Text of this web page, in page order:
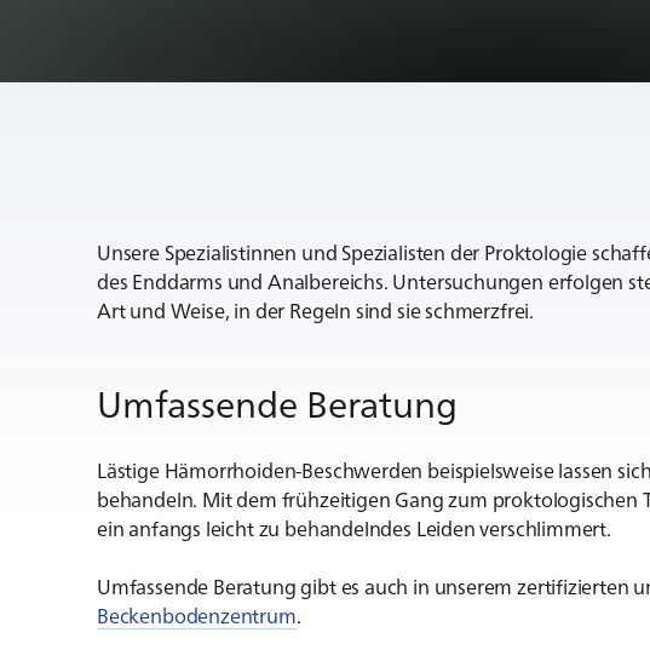
Unsere Spezialistinnen und Spezialisten der Proktologie
des Enddarms und Analbereichs. Untersuchungen erfolgen
Art und Weise, in der Regeln sind sie schmerzfrei.
Umfassende Beratung
Lästige Hämorrhoiden-Beschwerden beispielsweise lassen
behandeln. Mit dem frühzeitigen Gang zum proktologischen
ein anfangs leicht zu behandelndes Leiden verschlimmert.
Umfassende Beratung gibt es auch in unserem zertifizierten
Beckenbodenzentrum.